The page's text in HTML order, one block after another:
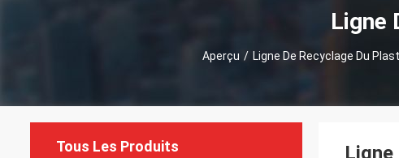
Ligne
Aperçu / Ligne De Recyclage Du
Tous Les Produits